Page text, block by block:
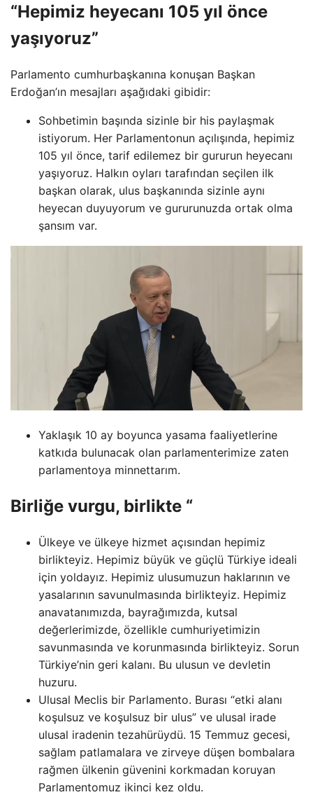
“Hepimiz heyecanı 105 yıl önce
yaşıyoruz”
Parlamento cumhurbaşkanına konuşan Başkan
Erdoğan’ın mesajları aşağıdaki gibidir:
Sohbetimin başında sizinle bir his paylaşmak
istiyorum. Her Parlamentonun açılışında, hepimiz
105 yıl önce, tarif edilemez bir gururun heyecanı
yaşıyoruz. Halkın oyları tarafından seçilen ilk
başkan olarak, ulus başkanında sizinle aynı
heyecan duyuyorum ve gururunuzda ortak olma
şansım var.
Yaklaşık 10 ay boyunca yasama faaliyetlerine
katkıda bulunacak olan parlamenterimize zaten
parlamentoya minnettarım.
Birliğe vurgu, birlikte “
Ülkeye ve ülkeye hizmet açısından hepimiz
birlikteyiz. Hepimiz büyük ve güçlü Türkiye ideali
için yoldayız. Hepimiz ulusumuzun haklarının ve
yasalarının savunulmasında birlikteyiz. Hepimiz
anavatanımızda, bayrağımızda, kutsal
değerlerimizde, özellikle cumhuriyetimizin
savunmasında ve korunmasında birlikteyiz. Sorun
Türkiye’nin geri kalanı. Bu ulusun ve devletin
huzuru.
Ulusal Meclis bir Parlamento. Burası “etki alanı
koşulsuz ve koşulsuz bir ulus” ve ulusal irade
ulusal iradenin tezahürüydü. 15 Temmuz gecesi,
sağlam patlamalara ve zirveye düşen bombalara
rağmen ülkenin güvenini korkmadan koruyan
Parlamentomuz ikinci kez oldu.